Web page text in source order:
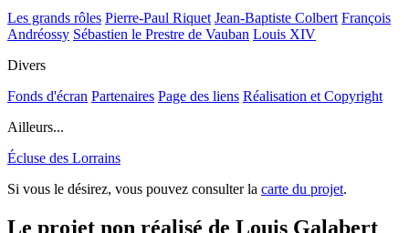
Les grands rôles Pierre-Paul Riquet Jean-Baptiste Colbert François
Andréossy Sébastien le Prestre de Vauban Louis XIV
Divers
Fonds d'écran Partenaires Page des liens Réalisation et Copyright
Ailleurs...
Écluse des Lorrains
Si vous le désirez, vous pouvez consulter la carte du projet.
Le projet non réalisé de Louis Galabert